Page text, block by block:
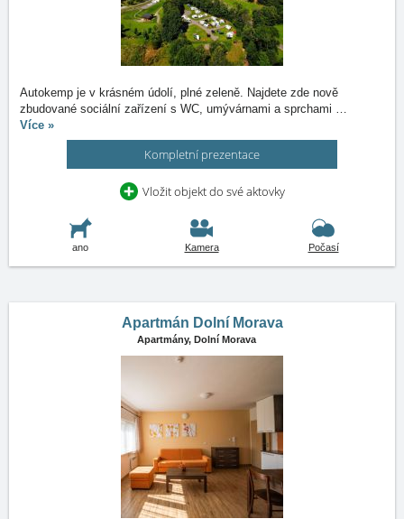
Autokemp je v krásném údolí, plné zeleně. Najdete zde nově
zbudované sociální zařízení s WC, umývárnami a sprchami …
Více »
Kompletní prezentace
Vložit objekt do své aktovky
ano Kamera Počasí
Apartmán Dolní Morava
Apartmány, Dolní Morava